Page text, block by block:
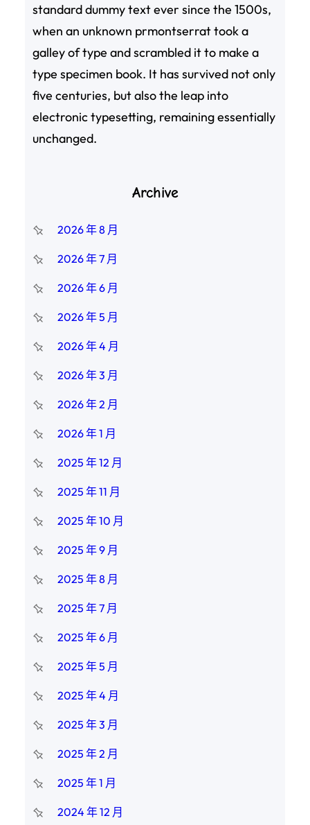
standard dummy text ever since the 1500s,
when an unknown prmontserrat took a
galley of type and scrambled it to make a
type specimen book. It has survived not only
five centuries, but also the leap into
electronic typesetting, remaining essentially
unchanged.
Archive
2026 年 8 月
2026 年 7 月
2026 年 6 月
2026 年 5 月
2026 年 4 月
2026 年 3 月
2026 年 2 月
2026 年 1 月
2025 年 12 月
2025 年 11 月
2025 年 10 月
2025 年 9 月
2025 年 8 月
2025 年 7 月
2025 年 6 月
2025 年 5 月
2025 年 4 月
2025 年 3 月
2025 年 2 月
2025 年 1 月
2024 年 12 月